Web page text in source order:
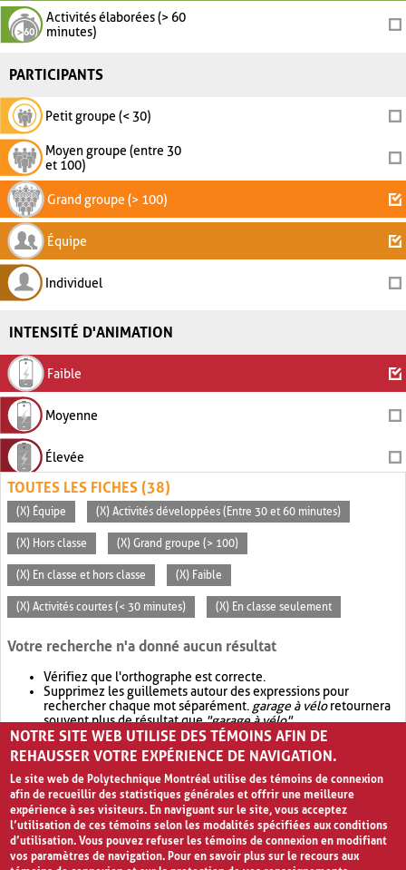
Activités élaborées (> 60
minutes)
PARTICIPANTS
Petit groupe (< 30)
Moyen groupe (entre 30
et 100)
Grand groupe (> 100)
Équipe
Individuel
INTENSITÉ D'ANIMATION
Faible
Moyenne
Élevée
TOUTES LES FICHES (38)
(X) Équipe (X) Activités développées (Entre 30 et 60 minutes)
(X) Hors classe (X) Grand groupe (> 100)
(X) En classe et hors classe (X) Faible
(X) Activités courtes (< 30 minutes) (X) En classe seulement
Votre recherche n'a donné aucun résultat
Vérifiez que l'orthographe est correcte.
Supprimez les guillemets autour des expressions pour
rechercher chaque mot séparément. garage à véloretournera
souvent plus de résultat que"garage à vélo".
Envisagez d'élargir votre recherche avec OR.garage OR vélo
retournera souvent plus de résultat quegarage à vélo
NOTRE SITE WEB UTILISE DES TÉMOINS AFIN DE
REHAUSSER VOTRE EXPÉRIENCE DE NAVIGATION.
Le site web de Polytechnique Montréal utilise des témoins de connexion
afin de recueillir des statistiques générales et offrir une meilleure
expérience à ses visiteurs. En naviguant sur le site, vous acceptez
l’utilisation de ces témoins selon les modalités spécifiées aux conditions
d’utilisation. Vous pouvez refuser les témoins de connexion en modifiant
vos paramètres de navigation. Pour en savoir plus sur le recours aux